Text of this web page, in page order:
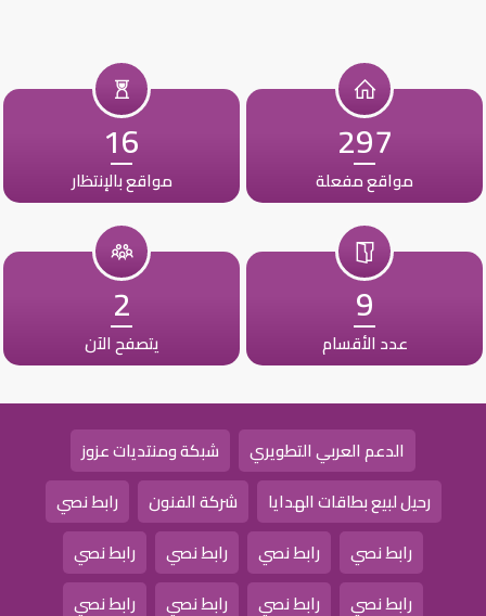
297
مواقع مفعلة
16
مواقع بالإنتظار
9
عدد الأقسام
2
يتصفح الآن
الدعم العربي التطويري
شبكة ومنتديات عزوز
رحيل لبيع بطاقات الهدايا
شركة الفنون
رابط نصي
رابط نصي
رابط نصي رابط نصي
رابط نصي
رابط نصي
رابط نصي رابط نصي رابط نصي